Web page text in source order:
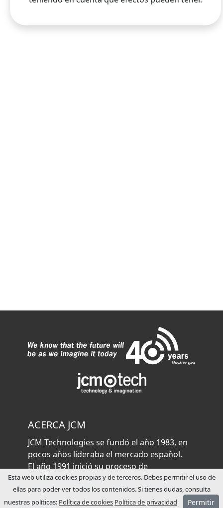
ACERCA JCM
JCM Technologies se fundó el año 1983, en
pocos años lideraba el mercado español.
El año 1991 inició su proceso de
internacionalización, abriendo filiales
comerciales en Francia y Alemania.
Actualmente JCM Technologies está
Esta web utiliza cookies propias y de terceros. Debes permitir el uso de
ellas para poder ver todos los contenidos. Si tienes dudas, consulta
nuestras políticas: Política de cookies Política de privacidad
Permitir